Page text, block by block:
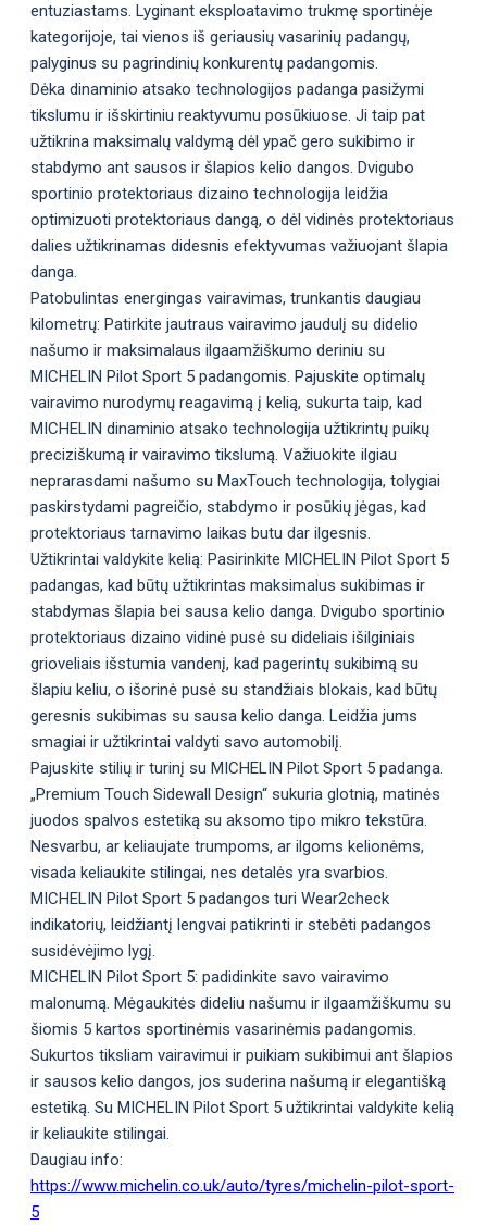
entuziastams. Lyginant eksploatavimo trukmę sportinėje
kategorijoje, tai vienos iš geriausių vasarinių padangų,
palyginus su pagrindinių konkurentų padangomis.
Dėka dinaminio atsako technologijos padanga pasižymi
tikslumu ir išskirtiniu reaktyvumu posūkiuose. Ji taip pat
užtikrina maksimalų valdymą dėl ypač gero sukibimo ir
stabdymo ant sausos ir šlapios kelio dangos. Dvigubo
sportinio protektoriaus dizaino technologija leidžia
optimizuoti protektoriaus dangą, o dėl vidinės protektoriaus
dalies užtikrinamas didesnis efektyvumas važiuojant šlapia
danga.
Patobulintas energingas vairavimas, trunkantis daugiau
kilometrų: Patirkite jautraus vairavimo jaudulį su didelio
našumo ir maksimalaus ilgaamžiškumo deriniu su
MICHELIN Pilot Sport 5 padangomis. Pajuskite optimalų
vairavimo nurodymų reagavimą į kelią, sukurta taip, kad
MICHELIN dinaminio atsako technologija užtikrintų puikų
preciziškumą ir vairavimo tikslumą. Važiuokite ilgiau
neprarasdami našumo su MaxTouch technologija, tolygiai
paskirstydami pagreičio, stabdymo ir posūkių jėgas, kad
protektoriaus tarnavimo laikas butu dar ilgesnis.
Užtikrintai valdykite kelią: Pasirinkite MICHELIN Pilot Sport 5
padangas, kad būtų užtikrintas maksimalus sukibimas ir
stabdymas šlapia bei sausa kelio danga. Dvigubo sportinio
protektoriaus dizaino vidinė pusė su dideliais išilginiais
grioveliais išstumia vandenį, kad pagerintų sukibimą su
šlapiu keliu, o išorinė pusė su standžiais blokais, kad būtų
geresnis sukibimas su sausa kelio danga. Leidžia jums
smagiai ir užtikrintai valdyti savo automobilį.
Pajuskite stilių ir turinį su MICHELIN Pilot Sport 5 padanga.
„Premium Touch Sidewall Design“ sukuria glotnią, matinės
juodos spalvos estetiką su aksomo tipo mikro tekstūra.
Nesvarbu, ar keliaujate trumpoms, ar ilgoms kelionėms,
visada keliaukite stilingai, nes detalės yra svarbios.
MICHELIN Pilot Sport 5 padangos turi Wear2check
indikatorių, leidžiantį lengvai patikrinti ir stebėti padangos
susidėvėjimo lygį.
MICHELIN Pilot Sport 5: padidinkite savo vairavimo
malonumą. Mėgaukitės dideliu našumu ir ilgaamžiškumu su
šiomis 5 kartos sportinėmis vasarinėmis padangomis.
Sukurtos tiksliam vairavimui ir puikiam sukibimui ant šlapios
ir sausos kelio dangos, jos suderina našumą ir elegantišką
estetiką. Su MICHELIN Pilot Sport 5 užtikrintai valdykite kelią
ir keliaukite stilingai.
Daugiau info:
https://www.michelin.co.uk/auto/tyres/michelin-pilot-sport-
5